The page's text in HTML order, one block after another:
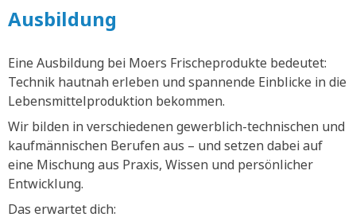
Ausbildung
Eine Ausbildung bei Moers Frischeprodukte bedeutet:
Technik hautnah erleben und spannende Einblicke in die
Lebensmittelproduktion bekommen.
Wir bilden in verschiedenen gewerblich-technischen und
kaufmännischen Berufen aus – und setzen dabei auf
eine Mischung aus Praxis, Wissen und persönlicher
Entwicklung.
Das erwartet dich: